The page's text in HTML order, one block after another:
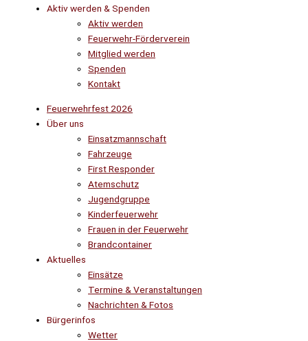
Aktiv werden & Spenden
Aktiv werden
Feuerwehr-Förderverein
Mitglied werden
Spenden
Kontakt
Feuerwehrfest 2026
Über uns
Einsatzmannschaft
Fahrzeuge
First Responder
Atemschutz
Jugendgruppe
Kinderfeuerwehr
Frauen in der Feuerwehr
Brandcontainer
Aktuelles
Einsätze
Termine & Veranstaltungen
Nachrichten & Fotos
Bürgerinfos
Wetter